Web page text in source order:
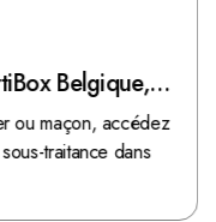
Belgique,
ou maçon, accédez
traitance dans